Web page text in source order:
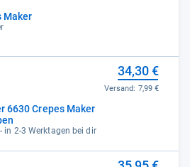
Maker
6630 Crepes Maker
in 2-3 Werktagen bei dir
34,30 €
Versand: 7,99 €